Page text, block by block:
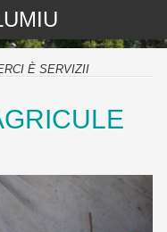
È SERVIZII